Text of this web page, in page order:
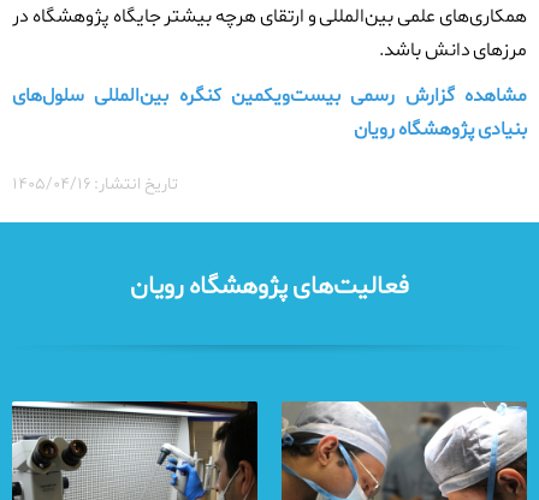
همکاری‌های علمی بین‌المللی و ارتقای هرچه بیشتر جایگاه پژوهشگاه در
مرزهای دانش باشد.
مشاهدهگزارش رسمی بیست‌ویکمین کنگره بین‌المللی سلول‌های
بنیادی پژوهشگاه رویان
تاریخ انتشار: ۱۴۰۵/۰۴/۱۶
فعالیت‌های پژوهشگاه رویان